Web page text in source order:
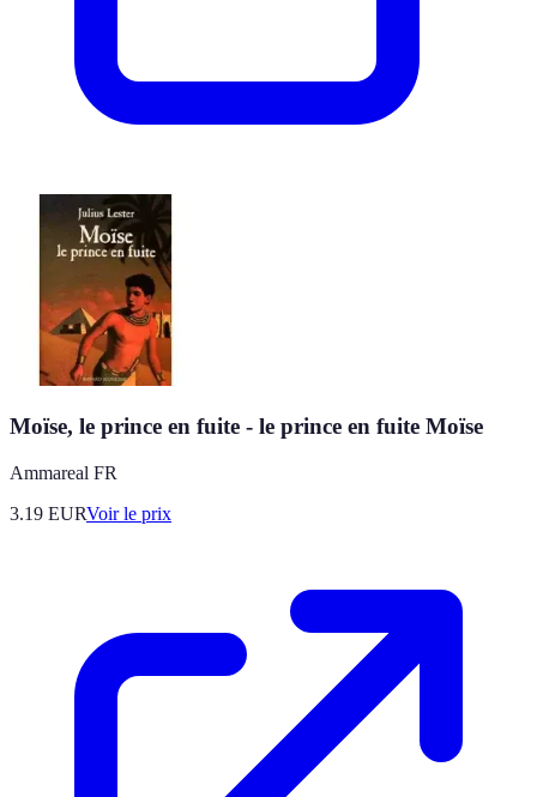
Moïse, le prince en fuite - le prince en fuite Moïse
Ammareal FR
3.19 EURVoir le prix